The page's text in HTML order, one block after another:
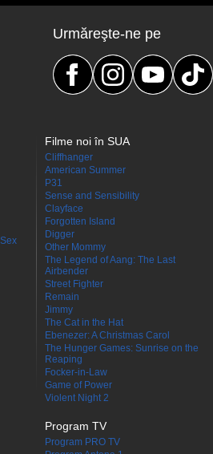
Urmăreşte-ne pe
Filme noi în SUA
Cliffhanger
American Summer
P31
Sense and Sensibility
Clayface
Forgotten Island
Digger
Other Mommy
The Legend of Aang: The Last
Airbender
Street Fighter
Remain
Jimmy
The Cat in the Hat
Ebenezer: A Christmas Carol
The Hunger Games: Sunrise on the
Reaping
Focker-in-Law
Game of Power
Violent Night 2
Program TV
Program PRO TV